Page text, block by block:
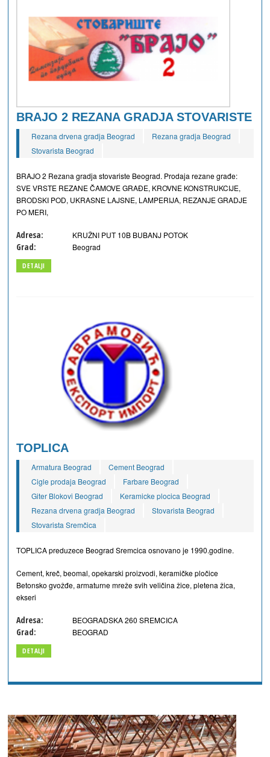
BRAJO 2 REZANA GRADJA STOVARISTE
Rezana drvena gradja Beograd
Rezana gradja Beograd
Stovarista Beograd
BRAJO 2 Rezana gradja stovariste Beograd. Prodaja rezane građe:
SVE VRSTE REZANE ČAMOVE GRAĐE, KROVNE KONSTRUKCIJE,
BRODSKI POD, UKRASNE LAJSNE, LAMPERIJA, REZANJE GRADJE
PO MERI,
Adresa: KRUŽNI PUT 10B BUBANJ POTOK
Grad: Beograd
DETALJI
TOPLICA
Armatura Beograd
Cement Beograd
Cigle prodaja Beograd
Farbare Beograd
Giter Blokovi Beograd
Keramicke plocica Beograd
Rezana drvena gradja Beograd
Stovarista Beograd
Stovarista Sremčica
TOPLICA preduzece Beograd Sremcica osnovano je 1990.godine.
Cement, kreč, beomal, opekarski proizvodi, keramičke pločice
Betonsko gvožđe, armaturne mreže svih veličina žice, pletena žica,
ekseri
Adresa: BEOGRADSKA 260 SREMCICA
Grad: BEOGRAD
DETALJI